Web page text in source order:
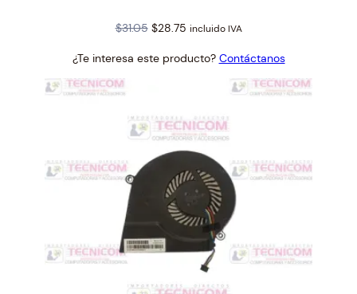
$31.05 Original
was:
$28.75Current
is:
incluido IVA
¿Te interesa este producto? Contáctanos